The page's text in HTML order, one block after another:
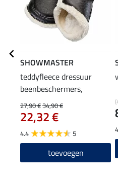
SHOWMASTER
teddyfleece dressuur
beenbeschermers,
vooraan
27,90 €34,90 €
22,32 €
4.4 5
toevoegen